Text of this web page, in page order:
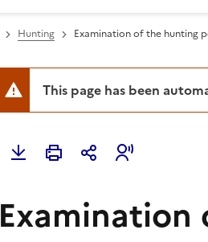
Hunting Examination of the hunting
This page has been